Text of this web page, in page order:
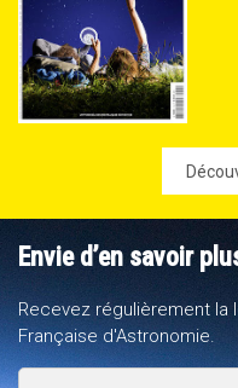
Envie d’en savoir
Recevez régulièrement la
Française d'Astronomie.